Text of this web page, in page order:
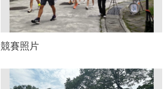
競賽照片